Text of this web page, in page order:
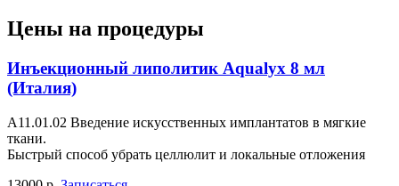
Цены на процедуры
Инъекционный липолитик Aqualyx 8 мл
(Италия)
А11.01.02 Введение искусственных имплантатов в мягкие
ткани.
Быстрый способ убрать целлюлит и локальные отложения